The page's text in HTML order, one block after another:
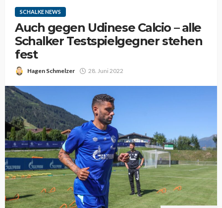
SCHALKE NEWS
Auch gegen Udinese Calcio – alle
Schalker Testspielgegner stehen
fest
Hagen Schmelzer 28. Juni 2022